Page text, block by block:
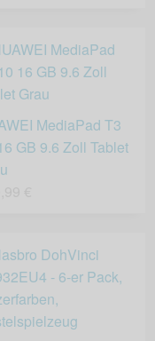
MediaPad T3
GB 9.6 Zoll Tablet